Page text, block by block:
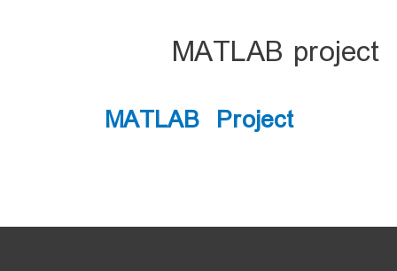
MATLAB project
MATLAB Project